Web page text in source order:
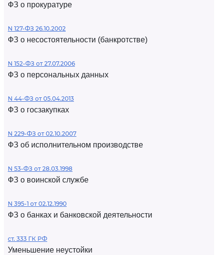
ФЗ о прокуратуре
N 127-ФЗ 26.10.2002
ФЗ о несостоятельности (банкротстве)
N 152-ФЗ от 27.07.2006
ФЗ о персональных данных
N 44-ФЗ от 05.04.2013
ФЗ о госзакупках
N 229-ФЗ от 02.10.2007
ФЗ об исполнительном производстве
N 53-ФЗ от 28.03.1998
ФЗ о воинской службе
N 395-1 от 02.12.1990
ФЗ о банках и банковской деятельности
ст. 333 ГК РФ
Уменьшение неустойки